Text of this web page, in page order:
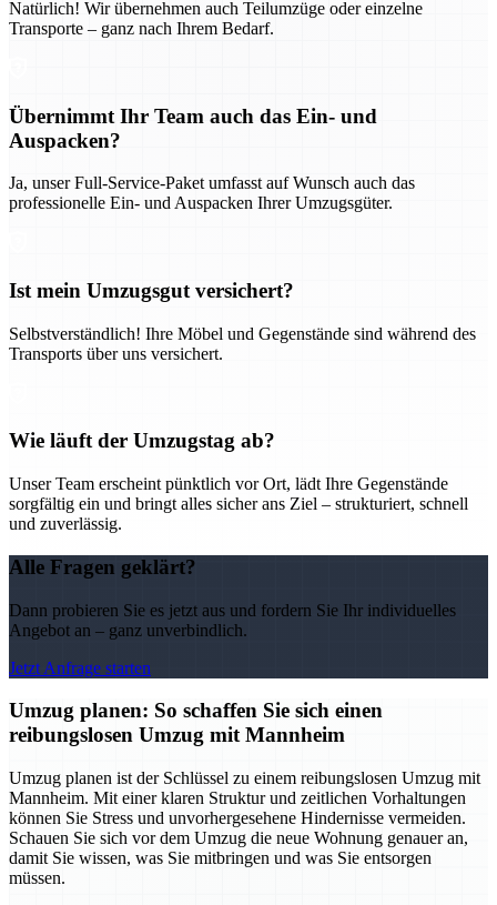
Natürlich! Wir übernehmen auch Teilumzüge oder einzelne
Transporte – ganz nach Ihrem Bedarf.
Übernimmt Ihr Team auch das Ein- und
Auspacken?
Ja, unser Full-Service-Paket umfasst auf Wunsch auch das
professionelle Ein- und Auspacken Ihrer Umzugsgüter.
Ist mein Umzugsgut versichert?
Selbstverständlich! Ihre Möbel und Gegenstände sind während des
Transports über uns versichert.
Wie läuft der Umzugstag ab?
Unser Team erscheint pünktlich vor Ort, lädt Ihre Gegenstände
sorgfältig ein und bringt alles sicher ans Ziel – strukturiert, schnell
und zuverlässig.
Alle Fragen geklärt?
Dann probieren Sie es jetzt aus und fordern Sie Ihr individuelles
Angebot an – ganz unverbindlich.
Jetzt Anfrage starten
Umzug planen: So schaffen Sie sich einen
reibungslosen Umzug mit Mannheim
Umzug planen ist der Schlüssel zu einem reibungslosen Umzug mit
Mannheim. Mit einer klaren Struktur und zeitlichen Vorhaltungen
können Sie Stress und unvorhergesehene Hindernisse vermeiden.
Schauen Sie sich vor dem Umzug die neue Wohnung genauer an,
damit Sie wissen, was Sie mitbringen und was Sie entsorgen
müssen.